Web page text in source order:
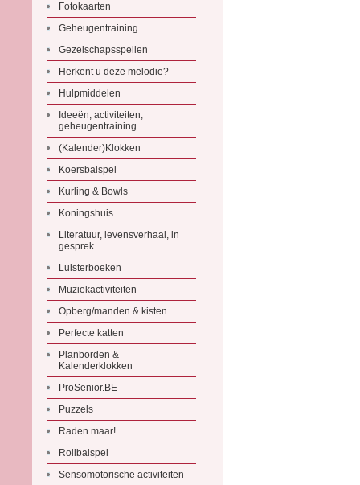
Fotokaarten
Geheugentraining
Gezelschapsspellen
Herkent u deze melodie?
Hulpmiddelen
Ideeën, activiteiten,
geheugentraining
(Kalender)Klokken
Koersbalspel
Kurling & Bowls
Koningshuis
Literatuur, levensverhaal, in
gesprek
Luisterboeken
Muziekactiviteiten
Opberg/manden & kisten
Perfecte katten
Planborden &
Kalenderklokken
ProSenior.BE
Puzzels
Raden maar!
Rollbalspel
Sensomotorische activiteiten